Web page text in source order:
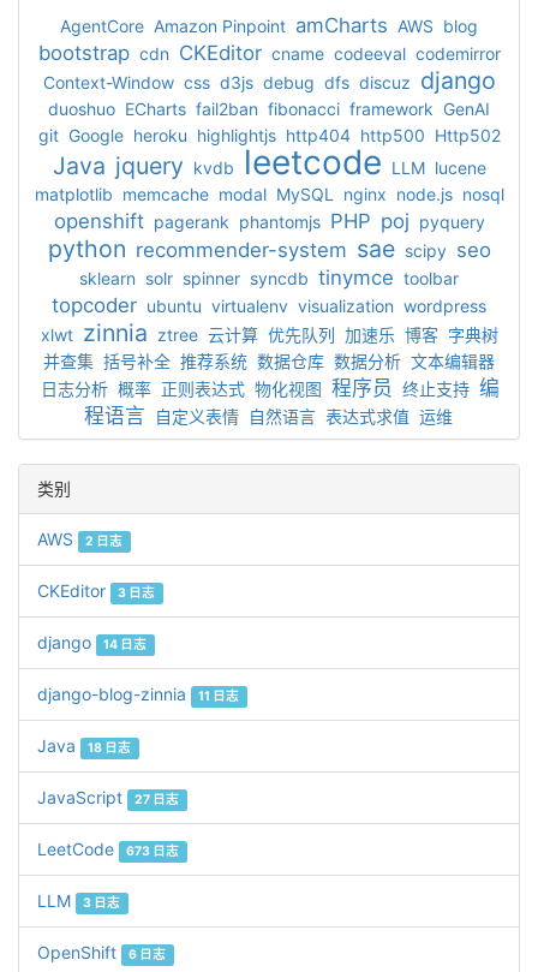
AgentCore Amazon Pinpoint amCharts AWS blog
bootstrap cdn CKEditor cname codeeval codemirror
Context-Window css d3js debug dfs discuz django
duoshuo ECharts fail2ban fibonacci framework GenAI
git Google heroku highlightjs http404 http500 Http502
Java jquery kvdb leetcode LLM lucene
matplotlib memcache modal MySQL nginx node.js nosql
openshift pagerank phantomjs PHP poj pyquery
python recommender-system sae scipy seo
sklearn solr spinner syncdb tinymce toolbar
topcoder ubuntu virtualenv visualization wordpress
xlwt zinnia ztree 云计算 优先队列 加速乐 博客 字典树
并查集 括号补全 推荐系统 数据仓库 数据分析 文本编辑器
日志分析 概率 正则表达式 物化视图 程序员 终止支持 编
程语言
自定义表情 自然语言 表达式求值 运维
类别
AWS 2 日志
CKEditor 3 日志
django 14 日志
django-blog-zinnia 11 日志
Java 18 日志
JavaScript 27 日志
LeetCode 673 日志
LLM 3 日志
OpenShift 6 日志